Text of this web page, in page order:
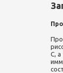
С, а